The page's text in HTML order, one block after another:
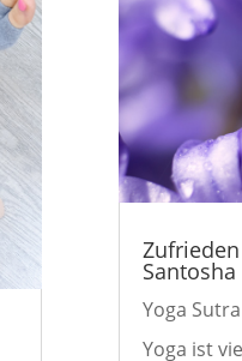
Santosha
Yoga Sutra
Yoga ist